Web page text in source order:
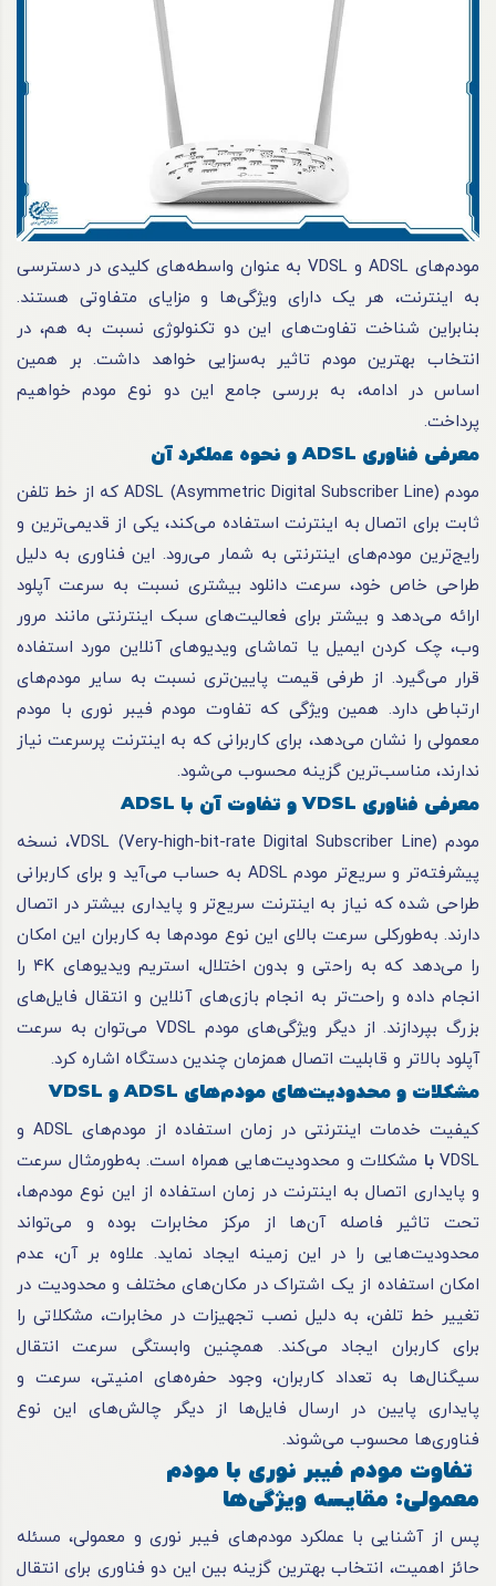
مودم‌های ADSL و VDSL به عنوان واسطه‌های کلیدی در دسترسی
به اینترنت، هر یک دارای ویژگی‌ها و مزایای متفاوتی هستند.
بنابراین شناخت تفاوت‌های این دو تکنولوژی نسبت به هم، در
انتخاب بهترین مودم تاثیر به‌سزایی خواهد داشت. بر همین
اساس در ادامه، به بررسی جامع این دو نوع مودم خواهیم
پرداخت.
معرفی فناوری ADSL و نحوه عملکرد آن
مودم ADSL (Asymmetric Digital Subscriber Line) که از خط تلفن
ثابت برای اتصال به اینترنت استفاده می‌کند، یکی از قدیمی‌ترین و
رایج‌ترین مودم‌های اینترنتی به شمار می‌رود. این فناوری به دلیل
طراحی خاص خود، سرعت دانلود بیشتری نسبت به سرعت آپلود
ارائه می‌دهد و بیشتر برای فعالیت‌های سبک اینترنتی مانند مرور
وب، چک کردن ایمیل یا تماشای ویدیوهای آنلاین مورد استفاده
قرار می‌گیرد. از طرفی قیمت پایین‌تری نسبت به سایر مودم‌های
ارتباطی دارد. همین ویژگی که تفاوت مودم فیبر نوری با مودم
معمولی را نشان می‌دهد، برای کاربرانی که به اینترنت پرسرعت نیاز
ندارند، مناسب‌ترین گزینه محسوب می‌شود.
معرفی فناوری VDSL و تفاوت آن با ADSL
مودم VDSL (Very-high-bit-rate Digital Subscriber Line)، نسخه
پیشرفته‌تر و سریع‌تر مودم ADSL به حساب می‌آید و برای کاربرانی
طراحی شده که نیاز به اینترنت سریع‌تر و پایداری بیشتر در اتصال
دارند. به‌طورکلی سرعت بالای این نوع مودم‌ها به کاربران این امکان
را می‌دهد که به راحتی و بدون اختلال، استریم ویدیوهای ۴K را
انجام داده و راحت‌تر به انجام بازی‌های آنلاین و انتقال فایل‌های
بزرگ بپردازند. از دیگر ویژگی‌های مودم VDSL می‌توان به سرعت
آپلود بالاتر و قابلیت اتصال همزمان چندین دستگاه اشاره کرد.
مشکلات و محدودیت‌های مودم‌های ADSL و VDSL
کیفیت خدمات اینترنتی در زمان استفاده از مودم‌های ADSL و
VDSL با مشکلات و محدودیت‌هایی همراه است. به‌طورمثال سرعت
و پایداری اتصال به اینترنت در زمان استفاده از این نوع مودم‌ها،
تحت تاثیر فاصله آن‌ها از مرکز مخابرات بوده و می‌تواند
محدودیت‌هایی را در این زمینه ایجاد نماید. علاوه بر آن، عدم
امکان استفاده از یک اشتراک در مکان‌های مختلف و محدودیت در
تغییر خط تلفن، به دلیل نصب تجهیزات در مخابرات، مشکلاتی را
برای کاربران ایجاد می‌کند. همچنین وابستگی سرعت انتقال
سیگنال‌ها به تعداد کاربران، وجود حفره‌های امنیتی، سرعت و
پایداری پایین در ارسال فایل‌ها از دیگر چالش‌های این نوع
فناوری‌ها محسوب می‌شوند.
تفاوت مودم فیبر نوری با مودم
معمولی: مقایسه ویژگی‌ها
پس از آشنایی با عملکرد مودم‌های فیبر نوری و معمولی، مسئله
حائز اهمیت، انتخاب بهترین گزینه بین این دو فناوری برای انتقال